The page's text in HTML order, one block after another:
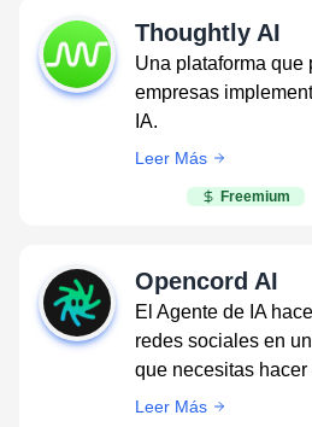
Thoughtly AI
Una plataforma que
empresas
IA.
Leer Más
Freemium
Opencord AI
El Agente de IA
redes sociales en
que necesitas hacer
Leer Más